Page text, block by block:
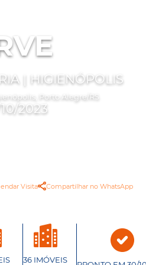
| HIGIENÓPOLIS
Porto Alegre/RS
2023
Visita Compartilhar no WhatsApp
36 IMÓVEIS